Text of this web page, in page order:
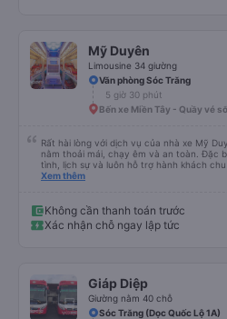
Mỹ Duyên
Limousine 34 giường
Văn phòng Sóc Trăng
5 giờ 30 phút
Bến xe Miền Tây - Quầy vé
Rất hài lòng với dịch vụ của nhà xe Mỹ
nằm thoải mái, chạy êm và an toàn. Đặc
tình, lịch sự và luôn hỗ trợ hành khách
anh/chị nhân viên trung chuyển ở Mỹ
cảm giác rất yên tâm khi di chuyển. Chắc
Mỹ Duyên trong những chuyến đi sắp tới.
viên đã mang đến một chuyến đi thật thoải
Xem thêm
Không cần thanh toán trước
Xác nhận chỗ ngay lập tức
Giáp Diệp
Giường nằm 40 chỗ
Sóc Trăng (Dọc Quốc Lộ 1A)